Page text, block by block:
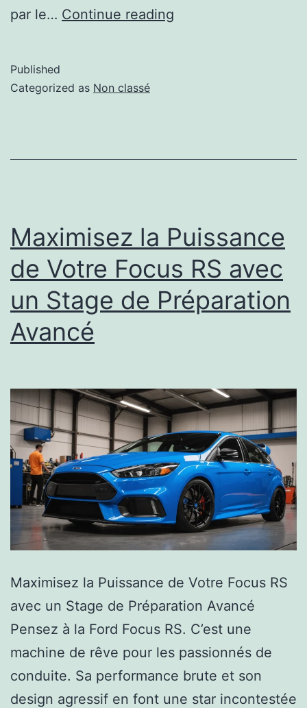
par le… Continue reading
Published
Categorized as Non classé
Maximisez la Puissance
de Votre Focus RS avec
un Stage de Préparation
Avancé
Maximisez la Puissance de Votre Focus RS
avec un Stage de Préparation Avancé
Pensez à la Ford Focus RS. C’est une
machine de rêve pour les passionnés de
conduite. Sa performance brute et son
design agressif en font une star incontestée